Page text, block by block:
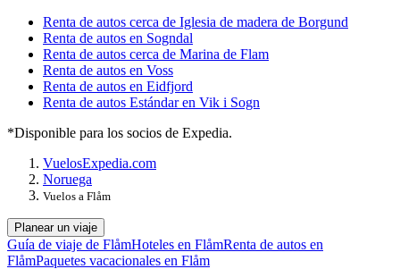
Renta de autos cerca de Iglesia de madera de Borgund
Renta de autos en Sogndal
Renta de autos cerca de Marina de Flam
Renta de autos en Voss
Renta de autos en Eidfjord
Renta de autos Estándar en Vik i Sogn
*Disponible para los socios de Expedia.
VuelosExpedia.com
Noruega
Vuelos a Flåm
Planear un viaje
Guía de viaje de FlåmHoteles en FlåmRenta de autos en
FlåmPaquetes vacacionales en Flåm